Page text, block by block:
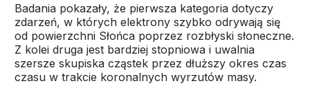
Badania pokazały, że pierwsza kategoria dotyczy
zdarzeń, w których elektrony szybko odrywają się
od powierzchni Słońca poprzez rozbłyski słoneczne.
Z kolei druga jest bardziej stopniowa i uwalnia
szersze skupiska cząstek przez dłuższy okres czas
czasu w trakcie koronalnych wyrzutów masy.